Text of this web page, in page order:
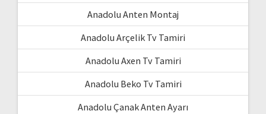
Anadolu Anten Montaj
Anadolu Arçelik Tv Tamiri
Anadolu Axen Tv Tamiri
Anadolu Beko Tv Tamiri
Anadolu Çanak Anten Ayarı